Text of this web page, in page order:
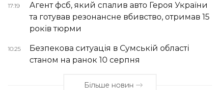
17:19
Агент фсб, який спалив авто Героя України
та готував резонансне вбивство, отримав 15
років тюрми
10:25
Безпекова ситуація в Сумській області
станом на ранок 10 серпня
Більше новин